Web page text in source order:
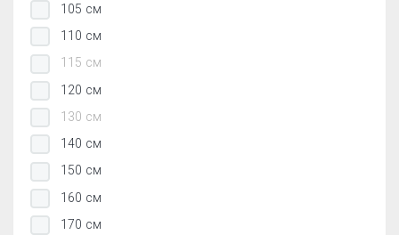
105 см
110 см
115 см
120 см
130 см
140 см
150 см
160 см
170 см